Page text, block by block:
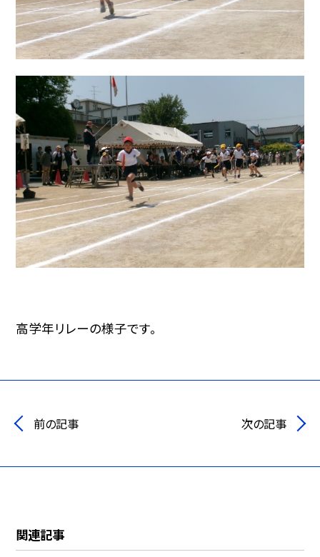
高学年リレーの様子です。
前の記事 次の記事
関連記事